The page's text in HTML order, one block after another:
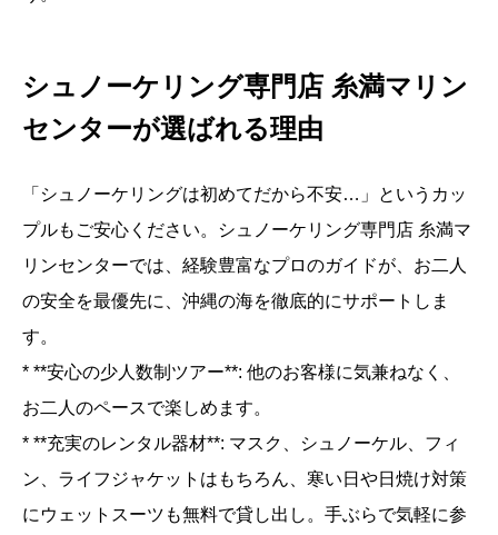
シュノーケリング専門店 糸満マリン
センターが選ばれる理由
「シュノーケリングは初めてだから不安…」というカッ
プルもご安心ください。シュノーケリング専門店 糸満マ
リンセンターでは、経験豊富なプロのガイドが、お二人
の安全を最優先に、沖縄の海を徹底的にサポートしま
す。
* **安心の少人数制ツアー**: 他のお客様に気兼ねなく、
お二人のペースで楽しめます。
* **充実のレンタル器材**: マスク、シュノーケル、フィ
ン、ライフジャケットはもちろん、寒い日や日焼け対策
にウェットスーツも無料で貸し出し。手ぶらで気軽に参